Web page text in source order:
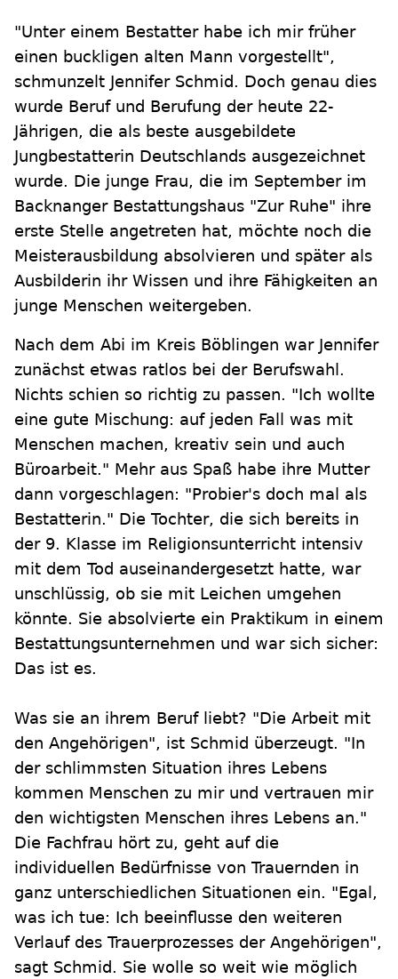
"Unter einem Bestatter habe ich mir früher
einen buckligen alten Mann vorgestellt",
schmunzelt Jennifer Schmid. Doch genau dies
wurde Beruf und Berufung der heute 22-
Jährigen, die als beste ausgebildete
Jungbestatterin Deutschlands ausgezeichnet
wurde. Die junge Frau, die im September im
Backnanger Bestattungshaus "Zur Ruhe" ihre
erste Stelle angetreten hat, möchte noch die
Meisterausbildung absolvieren und später als
Ausbilderin ihr Wissen und ihre Fähigkeiten an
junge Menschen weitergeben.
Nach dem Abi im Kreis Böblingen war Jennifer
zunächst etwas ratlos bei der Berufswahl.
Nichts schien so richtig zu passen. "Ich wollte
eine gute Mischung: auf jeden Fall was mit
Menschen machen, kreativ sein und auch
Büroarbeit." Mehr aus Spaß habe ihre Mutter
dann vorgeschlagen: "Probier's doch mal als
Bestatterin." Die Tochter, die sich bereits in
der 9. Klasse im Religionsunterricht intensiv
mit dem Tod auseinandergesetzt hatte, war
unschlüssig, ob sie mit Leichen umgehen
könnte. Sie absolvierte ein Praktikum in einem
Bestattungsunternehmen und war sich sicher:
Das ist es.
Was sie an ihrem Beruf liebt? "Die Arbeit mit
den Angehörigen", ist Schmid überzeugt. "In
der schlimmsten Situation ihres Lebens
kommen Menschen zu mir und vertrauen mir
den wichtigsten Menschen ihres Lebens an."
Die Fachfrau hört zu, geht auf die
individuellen Bedürfnisse von Trauernden in
ganz unterschiedlichen Situationen ein. "Egal,
was ich tue: Ich beeinflusse den weiteren
Verlauf des Trauerprozesses der Angehörigen",
sagt Schmid. Sie wolle so weit wie möglich